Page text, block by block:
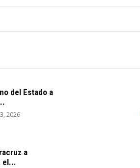
del Estado a
2026
a
el...